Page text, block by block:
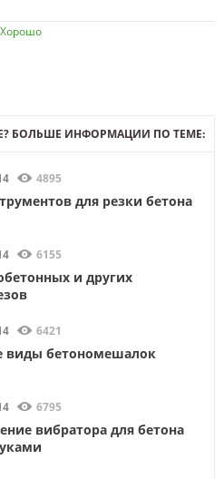
БОЛЬШЕ ИНФОРМАЦИИ ПО ТЕМЕ:
4895
для резки бетона
6155
и других
6421
виды бетономешалок
6795
вибратора для бетона